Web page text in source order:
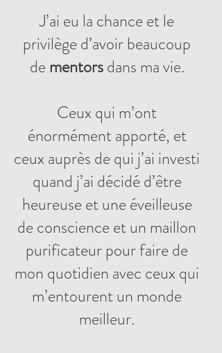
J’ai eu la chance et le
privilège d’avoir beaucoup
dementorsdans ma vie.
Ceux qui m’ont
énormément apporté, et
ceux auprès de qui j’ai investi
quand j’ai décidé d’être
heureuse et une éveilleuse
de conscience et un maillon
purificateur pour faire de
mon quotidien avec ceux qui
m’entourent un monde
meilleur.